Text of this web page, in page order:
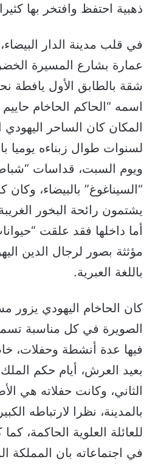
ذهبية احتفظ وافتخر بها
في قلب مدينة الدار
عمارة بشارع المسيرة
شقة بالطابق الأول يافطة
اسمه “الحاكم الحاخام
المكان كان الساحر اليهودي
لسنوات طوال زبناءه يوميا
ويوم السبت، قداسات
“السيناغوغ” بالبيضاء،
يشتمون رائحة البخور
أما داخلها فقد علقت
مؤثثة بصور لرجال الدين
باللغة العبرية.
كان الحاخام اليهودي يزور
الصويرة في كل مناسبة
فيها عدة أنشطة وحفلات،
بعيد العرش، أيام حكم
الثاني، وكانت حفلاته هي
بالمدينة، نظرا لارتباطه
للعائلة العلوية الحاكمة،
في اجتماعاته بان المملكة